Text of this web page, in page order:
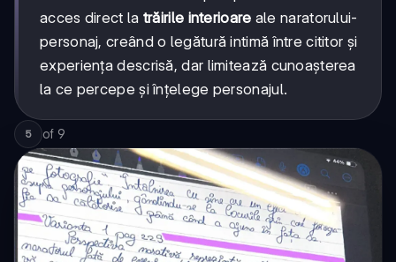
acces direct la trăirile interioare ale naratorului-
personaj, creând o legătură intimă între cititor și
experiența descrisă, dar limitează cunoașterea
la ce percepe și înțelege personajul.
5 of 9